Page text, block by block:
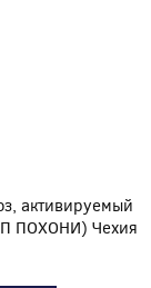
активируемый
ПОХОНИ) Чехия